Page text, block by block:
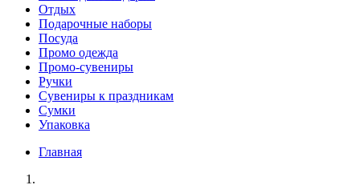
Отдых
Подарочные наборы
Посуда
Промо одежда
Промо-сувениры
Ручки
Сувениры к праздникам
Сумки
Упаковка
Главная